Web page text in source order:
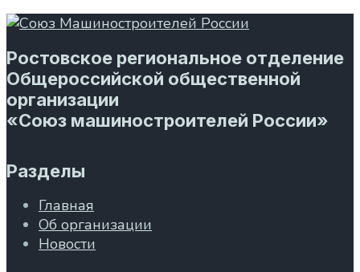
Ростовское региональное отделение
Общероссийской общественной
организации
«Союз машиностроителей России»
Разделы
Главная
Об организации
Новости